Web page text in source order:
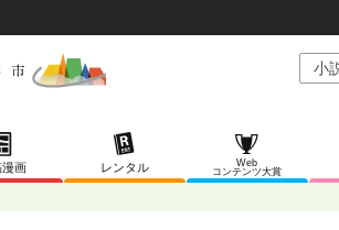
画 レンタル
Web
コンテンツ大賞